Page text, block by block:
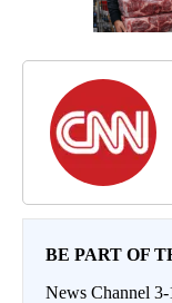
BE PART OF
News Channel